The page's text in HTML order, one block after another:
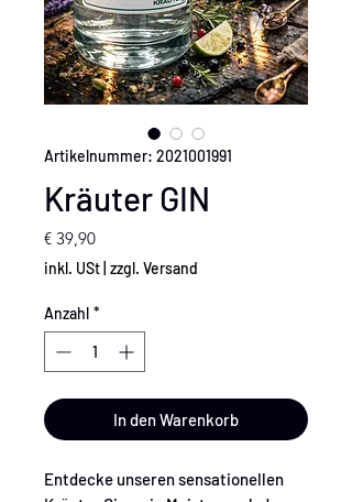
Artikelnummer: 2021001991
Kräuter GIN
€ 39,90Preis
inkl. USt zzgl. Versand
Anzahl *
In den Warenkorb
Entdecke unseren sensationellen